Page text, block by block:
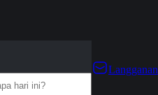
Langganan